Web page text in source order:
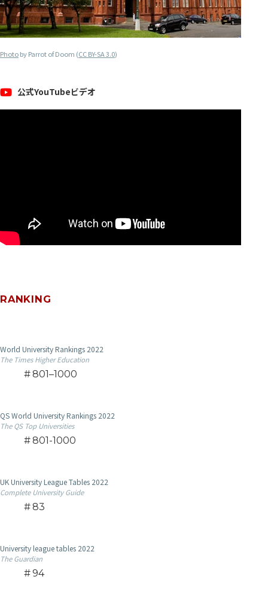
Photoby Parrot of Doom (CC BY-SA 3.0)
公式YouTubeビデオ
RANKING
World University Rankings 2022
The Times Higher Education
801–1000
QS World University Rankings 2022
The QS Top Universities
801-1000
UK University League Tables 2022
Complete University Guide
83
University league tables 2022
The Guardian
94